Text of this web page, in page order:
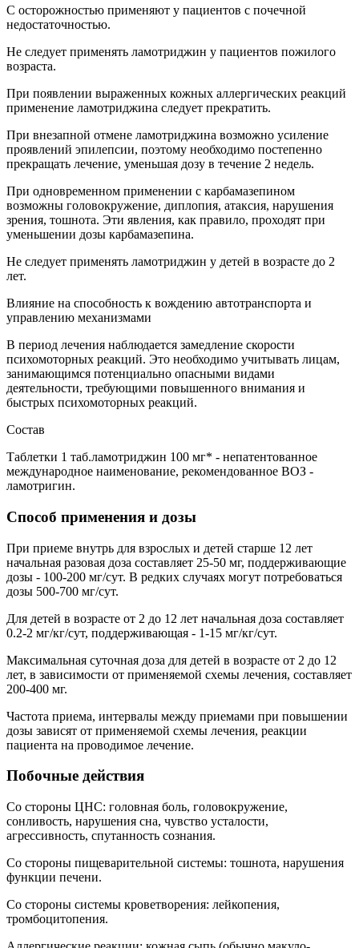
С осторожностью применяют у пациентов с почечной
недостаточностью.
Не следует применять ламотриджин у пациентов пожилого
возраста.
При появлении выраженных кожных аллергических реакций
применение ламотриджина следует прекратить.
При внезапной отмене ламотриджина возможно усиление
проявлений эпилепсии, поэтому необходимо постепенно
прекращать лечение, уменьшая дозу в течение 2 недель.
При одновременном применении с карбамазепином
возможны головокружение, диплопия, атаксия, нарушения
зрения, тошнота. Эти явления, как правило, проходят при
уменьшении дозы карбамазепина.
Не следует применять ламотриджин у детей в возрасте до 2
лет.
Влияние на способность к вождению автотранспорта и
управлению механизмами
В период лечения наблюдается замедление скорости
психомоторных реакций. Это необходимо учитывать лицам,
занимающимся потенциально опасными видами
деятельности, требующими повышенного внимания и
быстрых психомоторных реакций.
Состав
Таблетки 1 таб.ламотриджин 100 мг* - непатентованное
международное наименование, рекомендованное ВОЗ -
ламотригин.
Способ применения и дозы
При приеме внутрь для взрослых и детей старше 12 лет
начальная разовая доза составляет 25-50 мг, поддерживающие
дозы - 100-200 мг/сут. В редких случаях могут потребоваться
дозы 500-700 мг/сут.
Для детей в возрасте от 2 до 12 лет начальная доза составляет
0.2-2 мг/кг/сут, поддерживающая - 1-15 мг/кг/сут.
Максимальная суточная доза для детей в возрасте от 2 до 12
лет, в зависимости от применяемой схемы лечения, составляет
200-400 мг.
Частота приема, интервалы между приемами при повышении
дозы зависят от применяемой схемы лечения, реакции
пациента на проводимое лечение.
Побочные действия
Со стороны ЦНС: головная боль, головокружение,
сонливость, нарушения сна, чувство усталости,
агрессивность, спутанность сознания.
Со стороны пищеварительной системы: тошнота, нарушения
функции печени.
Со стороны системы кроветворения: лейкопения,
тромбоцитопения.